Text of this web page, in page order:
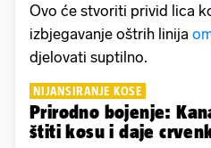
Ovo će stvoriti privid lica
izbjegavanje oštrih linija
djelovati suptilno.
NIJANSIRANJE KOSE
Prirodno bojenje:
štiti kosu i daje